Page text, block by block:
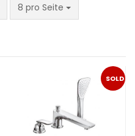
8 pro Seite
pro Seite
SOLD